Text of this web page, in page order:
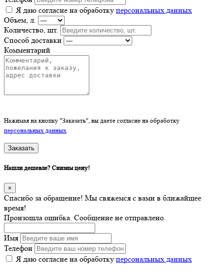
Я даю согласие на обработку персональных данных
Объем, л.
Количество, шт.
Способ доставки
Комментарий
Нажимая на кнопку "Заказать", вы даете согласие на обработку
персональных данных
Заказать
Нашли дешевле? Снизим цену!
×
Спасибо за обращение! Мы свяжемся с вами в ближайшее
время!
Произошла ошибка. Сообщение не отправлено.
Имя
Телефон
Я даю согласие на обработку персональных данных